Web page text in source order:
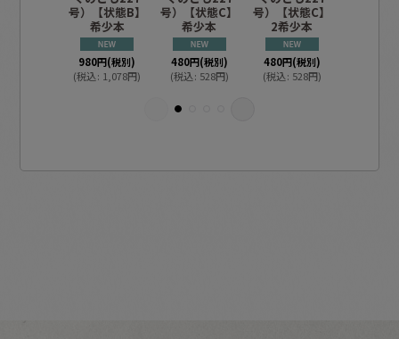
号）【状態B】
希少本
980円(税別)
(税込: 1,078円)
号）【状態C】
希少本
480円(税別)
(税込: 528円)
号）【状態C】
2希少本
480円(税別)
(税込: 528円)